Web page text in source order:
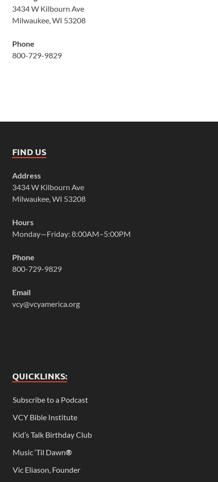
3434 W Kilbourn Ave
Milwaukee, WI 53208
Phone
800-729-9829
FIND US
Address
3434 W Kilbourn Ave
Milwaukee, WI 53208
Hours
Monday—Friday: 8:00AM–5:00PM
Phone
800-729-9829
Email
vcy@vcyamerica.org
QUICKLINKS:
Subscribe to a Podcast
VCY Bible Institute
Kid’s Talk Birthday Club
Music ‘Til Dawn®
Vic Eliason, Founder